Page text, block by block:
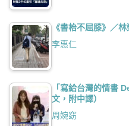
《書枱不屈膝》／
李惠仁
「寫給台灣的情書
文，附中譯）
周婉窈